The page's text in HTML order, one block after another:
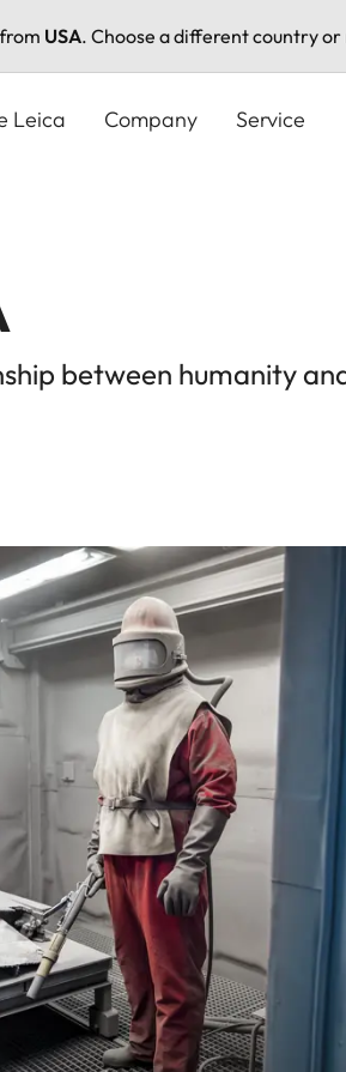
USA. Choose a different country
Leica Company Service
between humanity